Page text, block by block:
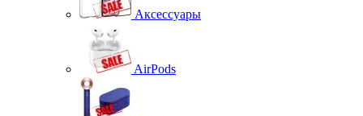
Аксессуары
AirPods